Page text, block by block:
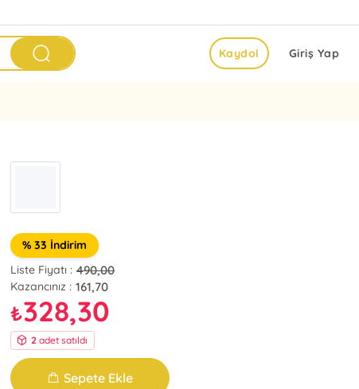
Giriş Yap
Kaydol
% 33 İndirim
Liste Fiyatı : 490,00
Kazancınız : 161,70
₺328,30
2 adet satıldı
Sepete Ekle